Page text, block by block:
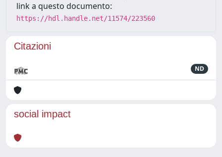
link a questo documento:
https://hdl.handle.net/11574/223560
Citazioni
ND
social impact